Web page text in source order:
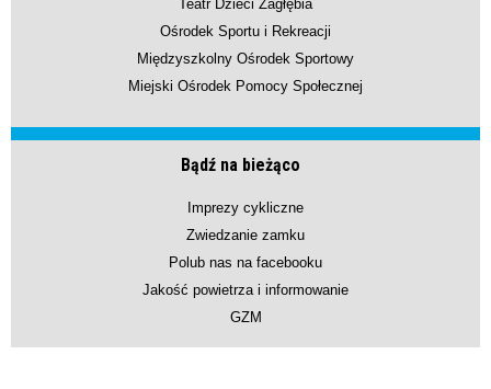
Teatr Dzieci Zagłębia
Ośrodek Sportu i Rekreacji
Międzyszkolny Ośrodek Sportowy
Miejski Ośrodek Pomocy Społecznej
Bądź na bieżąco
Imprezy cykliczne
Zwiedzanie zamku
Polub nas na facebooku
Jakość powietrza i informowanie
GZM